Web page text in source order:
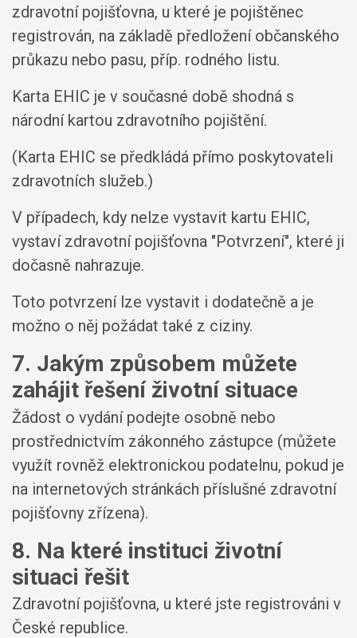
zdravotní pojišťovna, u které je pojištěnec
registrován, na základě předložení občanského
průkazu nebo pasu, příp. rodného listu.
Karta EHIC je v současné době shodná s
národní kartou zdravotního pojištění.
(Karta EHIC se předkládá přímo poskytovateli
zdravotních služeb.)
V případech, kdy nelze vystavit kartu EHIC,
vystaví zdravotní pojišťovna "Potvrzení", které ji
dočasně nahrazuje.
Toto potvrzení lze vystavit i dodatečně a je
možno o něj požádat také z ciziny.
7. Jakým způsobem můžete
zahájit řešení životní situace
Žádost o vydání podejte osobně nebo
prostřednictvím zákonného zástupce (můžete
využít rovněž elektronickou podatelnu, pokud je
na internetových stránkách příslušné zdravotní
pojišťovny zřízena).
8. Na které instituci životní
situaci řešit
Zdravotní pojišťovna, u které jste registrováni v
České republice.